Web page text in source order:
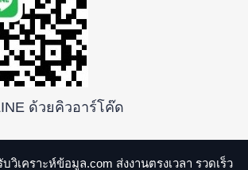
ด้วยคิวอาร์โค๊ด
วิเคราะห์ข้อมูล.com ส่งงานตรงเวลา รวดเร็ว